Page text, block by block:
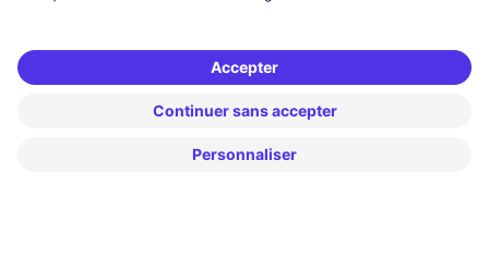
Paris